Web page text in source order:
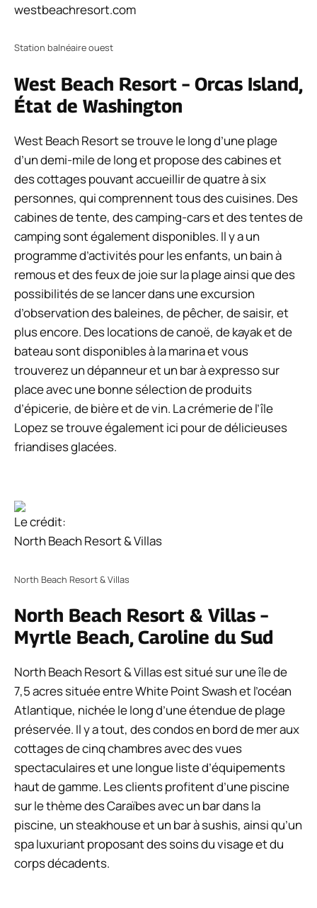
westbeachresort.com
Station balnéaire ouest
West Beach Resort – Orcas Island,
État de Washington
West Beach Resort se trouve le long d’une plage
d’un demi-mile de long et propose des cabines et
des cottages pouvant accueillir de quatre à six
personnes, qui comprennent tous des cuisines. Des
cabines de tente, des camping-cars et des tentes de
camping sont également disponibles. Il y a un
programme d’activités pour les enfants, un bain à
remous et des feux de joie sur la plage ainsi que des
possibilités de se lancer dans une excursion
d’observation des baleines, de pêcher, de saisir, et
plus encore. Des locations de canoë, de kayak et de
bateau sont disponibles à la marina et vous
trouverez un dépanneur et un bar à expresso sur
place avec une bonne sélection de produits
d’épicerie, de bière et de vin. La crémerie de l’île
Lopez se trouve également ici pour de délicieuses
friandises glacées.
Le crédit:
North Beach Resort & Villas
North Beach Resort & Villas
North Beach Resort & Villas –
Myrtle Beach, Caroline du Sud
North Beach Resort & Villas est situé sur une île de
7,5 acres située entre White Point Swash et l’océan
Atlantique, nichée le long d’une étendue de plage
préservée. Il y a tout, des condos en bord de mer aux
cottages de cinq chambres avec des vues
spectaculaires et une longue liste d’équipements
haut de gamme. Les clients profitent d’une piscine
sur le thème des Caraïbes avec un bar dans la
piscine, un steakhouse et un bar à sushis, ainsi qu’un
spa luxuriant proposant des soins du visage et du
corps décadents.